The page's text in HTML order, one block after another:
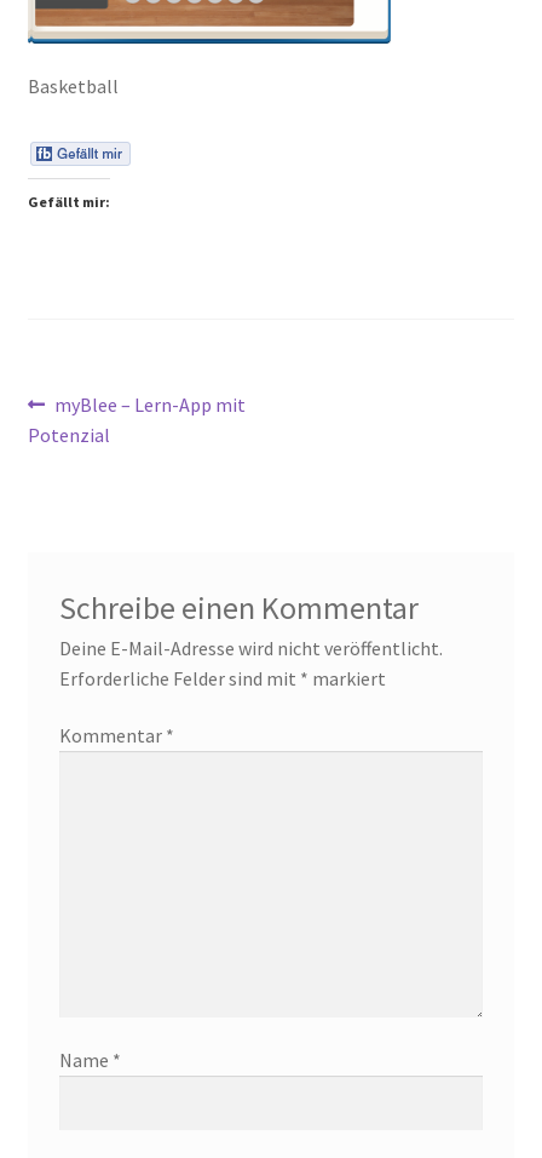
Peps Gedanken
Talks & Tratsch
Alle Beiträge:
Basketball
Gefällt mir:
Beitragsnavigation
Vorheriger
Beitrag:
myBlee – Lern-App mit
Potenzial
Schreibe einen Kommentar
Deine E-Mail-Adresse wird nicht veröffentlicht.
Erforderliche Felder sind mit * markiert
Kommentar *
Name *